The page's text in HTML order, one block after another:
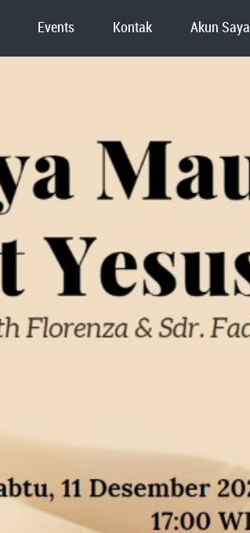
Events Kontak Akun Saya